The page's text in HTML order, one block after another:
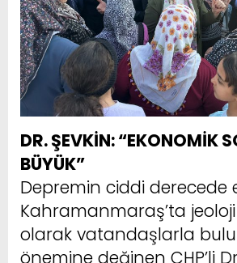
DR. ŞEVKİN: “EKONOMİK
BÜYÜK”
Depremin ciddi derecede
Kahramanmaraş’ta
olarak vatandaşlarla
önemine değinen CHP’li